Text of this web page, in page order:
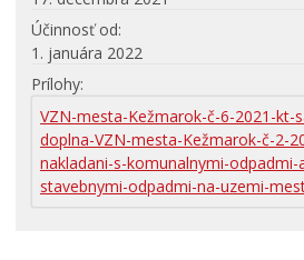
Účinnosť od
1. januára 2022
Prílohy
VZN-mesta-Kežmarok-č-6-2021-kt-
doplna-VZN-mesta-Kežmarok-č-2-
nakladani-s-komunalnymi-odpadmi-
stavebnymi-odpadmi-na-uzemi-